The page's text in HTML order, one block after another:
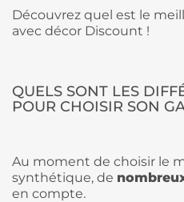
Découvrez quel est le
avec décor Discount !
QUELS SONT LES
POUR CHOISIR SON
Au moment de choisir le
synthétique, de
en compte.